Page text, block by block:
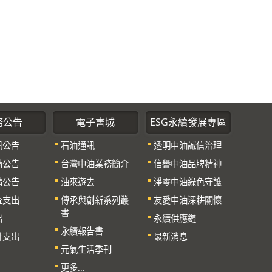
公告
公告
公告
公告
出
出
電子書城
石油通訊
台灣中油業務簡介
油來遊去
傳承與創新系列叢
書
永續報告書
元氣生活季刊
更多...
ESG永續發展專區
透明中油誠信治理
信譽中油品牌精神
淨零中油綠色守護
友愛中油深耕關懷
永續供應鏈
最新消息